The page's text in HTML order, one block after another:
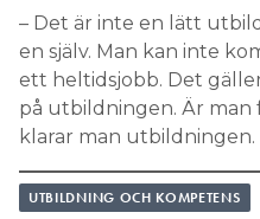
– Det är inte en lätt
en själv. Man kan inte
ett heltidsjobb. Det
på utbildningen. Är man
klarar man utbildningen.
UTBILDNING OCH KOMPETENS